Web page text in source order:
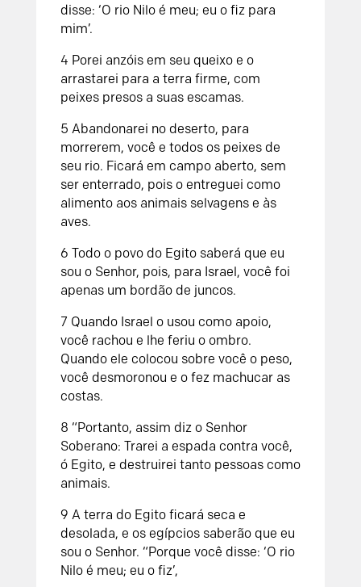
disse: ‘O rio Nilo é meu; eu o fiz para
mim’.
4 Porei anzóis em seu queixo e o
arrastarei para a terra firme, com
peixes presos a suas escamas.
5 Abandonarei no deserto, para
morrerem, você e todos os peixes de
seu rio. Ficará em campo aberto, sem
ser enterrado, pois o entreguei como
alimento aos animais selvagens e às
aves.
6 Todo o povo do Egito saberá que eu
sou o Senhor, pois, para Israel, você foi
apenas um bordão de juncos.
7 Quando Israel o usou como apoio,
você rachou e lhe feriu o ombro.
Quando ele colocou sobre você o peso,
você desmoronou e o fez machucar as
costas.
8 “Portanto, assim diz o Senhor
Soberano: Trarei a espada contra você,
ó Egito, e destruirei tanto pessoas como
animais.
9 A terra do Egito ficará seca e
desolada, e os egípcios saberão que eu
sou o Senhor. “Porque você disse: ‘O rio
Nilo é meu; eu o fiz’,